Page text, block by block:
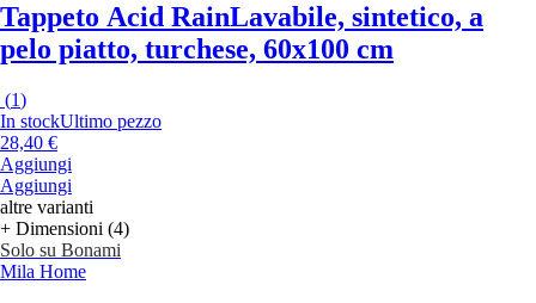
Tappeto Acid RainLavabile, sintetico, a
pelo piatto, turchese, 60x100 cm
(1)
In stockUltimo pezzo
28,40 €
Aggiungi
Aggiungi
altre varianti
+ Dimensioni (4)
Solo su Bonami
Mila Home